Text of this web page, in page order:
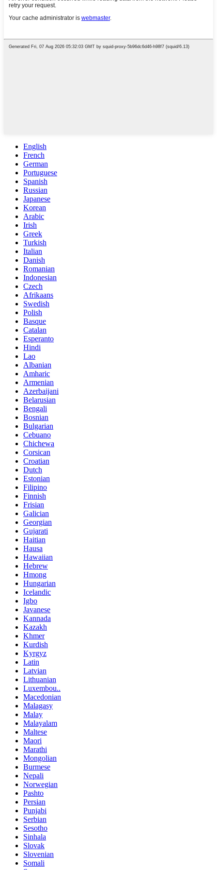
English
French
German
Portuguese
Spanish
Russian
Japanese
Korean
Arabic
Irish
Greek
Turkish
Italian
Danish
Romanian
Indonesian
Czech
Afrikaans
Swedish
Polish
Basque
Catalan
Esperanto
Hindi
Lao
Albanian
Amharic
Armenian
Azerbaijani
Belarusian
Bengali
Bosnian
Bulgarian
Cebuano
Chichewa
Corsican
Croatian
Dutch
Estonian
Filipino
Finnish
Frisian
Galician
Georgian
Gujarati
Haitian
Hausa
Hawaiian
Hebrew
Hmong
Hungarian
Icelandic
Igbo
Javanese
Kannada
Kazakh
Khmer
Kurdish
Kyrgyz
Latin
Latvian
Lithuanian
Luxembou..
Macedonian
Malagasy
Malay
Malayalam
Maltese
Maori
Marathi
Mongolian
Burmese
Nepali
Norwegian
Pashto
Persian
Punjabi
Serbian
Sesotho
Sinhala
Slovak
Slovenian
Somali